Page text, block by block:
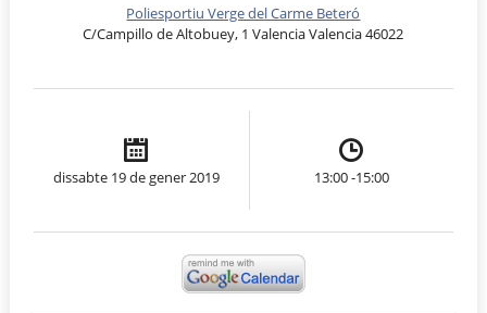
Poliesportiu Verge del Carme Beteró
C/Campillo de Altobuey, 1 Valencia Valencia 46022
dissabte 19 de gener 2019 13:00 -15:00